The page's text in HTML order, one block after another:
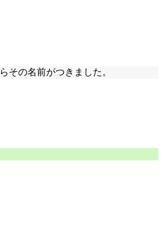
その名前がつきました。